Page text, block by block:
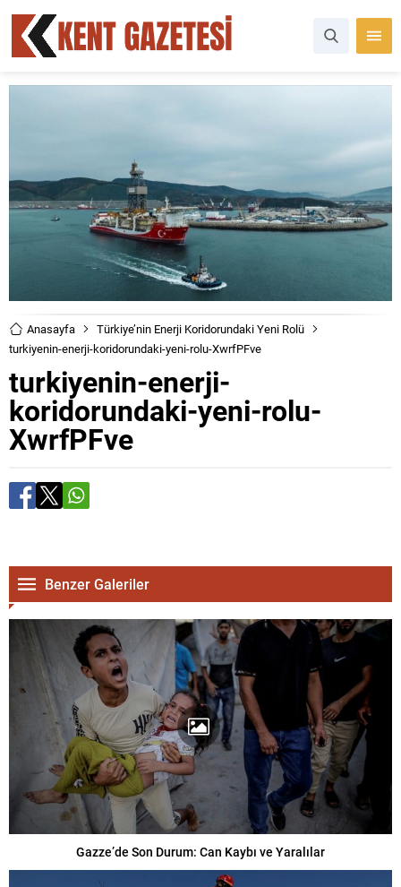
Anasayfa
Türkiye’nin Enerji Koridorundaki Yeni Rolü
turkiyenin-enerji-koridorundaki-yeni-rolu-XwrfPFve
turkiyenin-enerji-
koridorundaki-yeni-rolu-
XwrfPFve
Benzer Galeriler
Gazze’de Son Durum: Can Kaybı ve Yaralılar